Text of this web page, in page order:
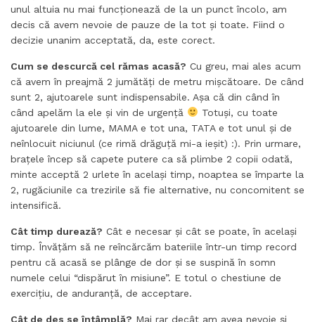
unul altuia nu mai funcționează de la un punct încolo, am
decis că avem nevoie de pauze de la tot și toate. Fiind o
decizie unanim acceptată, da, este corect.
Cum se descurcă cel rămas acasă? Cu greu, mai ales acum
că avem în preajmă 2 jumătăți de metru mișcătoare. De când
sunt 2, ajutoarele sunt indispensabile. Așa că din când în
când apelăm la ele și vin de urgență
Totuși, cu toate
ajutoarele din lume, MAMA e tot una, TATA e tot unul și de
neînlocuit niciunul (ce rimă drăguță mi-a ieșit) :). Prin urmare,
brațele încep să capete putere ca să plimbe 2 copii odată,
minte acceptă 2 urlete în același timp, noaptea se împarte la
2, rugăciunile ca trezirile să fie alternative, nu concomitent se
intensifică.
Cât timp durează? Cât e necesar și cât se poate, în același
timp. Învățăm să ne reîncărcăm bateriile într-un timp record
pentru că acasă se plânge de dor și se suspină în somn
numele celui “dispărut în misiune”. E totul o chestiune de
exercițiu, de anduranță, de acceptare.
Cât de des se întâmplă? Mai rar decât am avea nevoie și